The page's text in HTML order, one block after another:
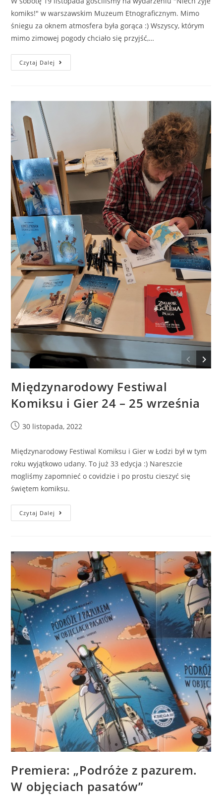
komiks!" w warszawskim Muzeum Etnograficznym. Mimo
śniegu za oknem atmosfera była gorąca :) Wszyscy, którym
mimo zimowej pogody chciało się przyjść,…
Czytaj Dalej
Międzynarodowy Festiwal
Komiksu i Gier 24 – 25 września
30 listopada, 2022
Międzynarodowy Festiwal Komiksu i Gier w Łodzi był w tym
roku wyjątkowo udany. To już 33 edycja :) Nareszcie
mogliśmy zapomnieć o covidzie i po prostu cieszyć się
świętem komiksu.
Czytaj Dalej
Premiera: „Podróże z pazurem.
W objęciach pasatów”